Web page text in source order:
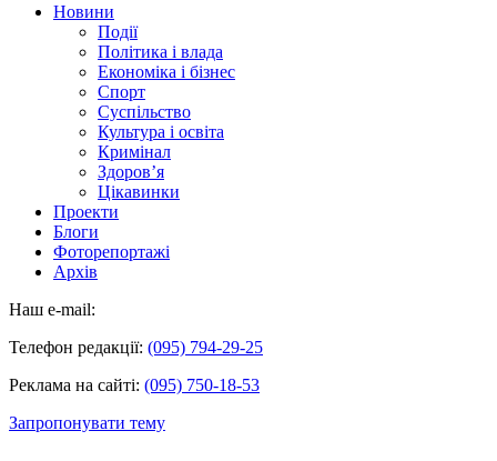
Новини
Події
Політика і влада
Економіка і бізнес
Спорт
Суспільство
Культура і освіта
Кримінал
Здоров’я
Цікавинки
Проекти
Блоги
Фоторепортажі
Архів
Наш e-mail:
Телефон редакції: (095) 794-29-25
Реклама на сайті: (095) 750-18-53
Запропонувати тему